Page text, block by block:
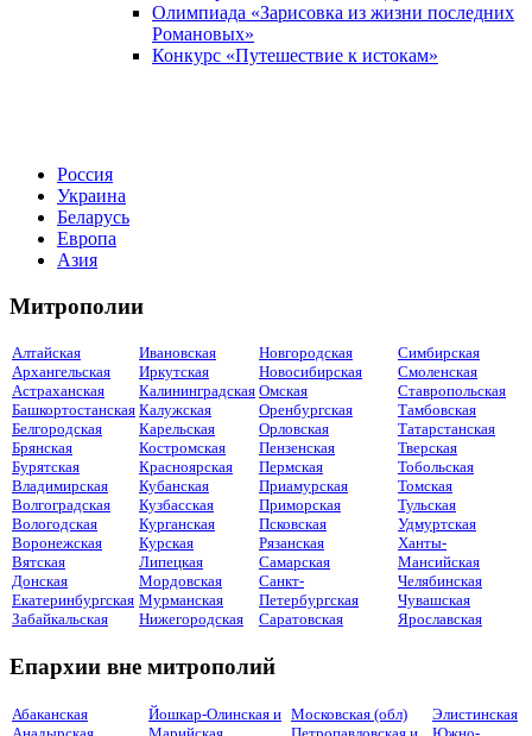
Олимпиада «Зарисовка из жизни последних
Романовых»
Конкурс «Путешествие к истокам»
Россия
Украина
Беларусь
Европа
Азия
Митрополии
Алтайская
Архангельская
Астраханская
Башкортостанская
Белгородская
Брянская
Бурятская
Владимирская
Волгоградская
Вологодская
Воронежская
Вятская
Донская
Екатеринбургская
Забайкальская
Ивановская
Иркутская
Калининградская
Калужская
Карельская
Костромская
Красноярская
Кубанская
Кузбасская
Курганская
Курская
Липецкая
Мордовская
Мурманская
Нижегородская
Новгородская
Новосибирская
Омская
Оренбургская
Орловская
Пензенская
Пермская
Приамурская
Приморская
Псковская
Рязанская
Самарская
Санкт-
Петербургская
Саратовская
Симбирская
Смоленская
Ставропольская
Тамбовская
Татарстанская
Тверская
Тобольская
Томская
Тульская
Удмуртская
Ханты-
Мансийская
Челябинская
Чувашская
Ярославская
Епархии вне митрополий
Абаканская
Йошкар-Олинская и Московская (обл)
Элистинская